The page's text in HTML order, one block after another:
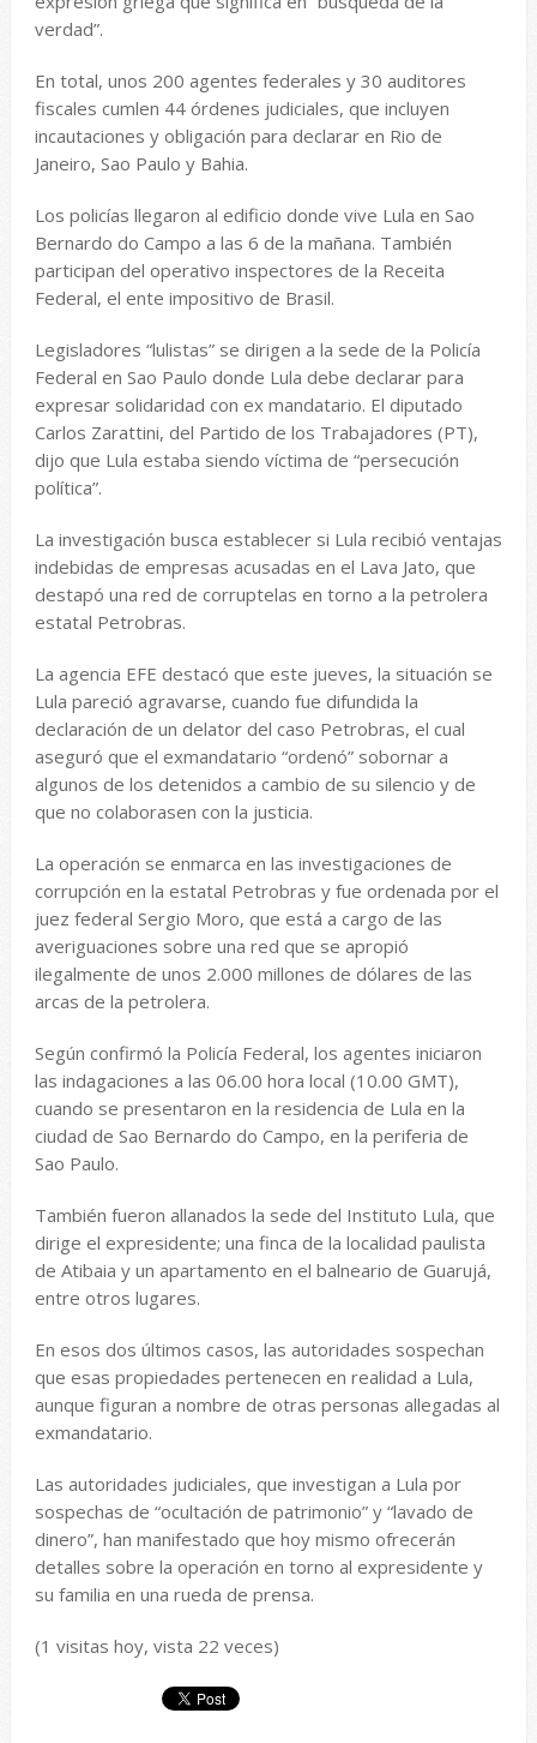
verdad”.
En total, unos 200 agentes federales y 30 auditores
fiscales cumlen 44 órdenes judiciales, que incluyen
incautaciones y obligación para declarar en Rio de
Janeiro, Sao Paulo y Bahia.
Los policías llegaron al edificio donde vive Lula en Sao
Bernardo do Campo a las 6 de la mañana. También
participan del operativo inspectores de la Receita
Federal, el ente impositivo de Brasil.
Legisladores “lulistas” se dirigen a la sede de la Policía
Federal en Sao Paulo donde Lula debe declarar para
expresar solidaridad con ex mandatario. El diputado
Carlos Zarattini, del Partido de los Trabajadores (PT),
dijo que Lula estaba siendo víctima de “persecución
política”.
La investigación busca establecer si Lula recibió ventajas
indebidas de empresas acusadas en el Lava Jato, que
destapó una red de corruptelas en torno a la petrolera
estatal Petrobras.
La agencia EFE destacó que este jueves, la situación se
Lula pareció agravarse, cuando fue difundida la
declaración de un delator del caso Petrobras, el cual
aseguró que el exmandatario “ordenó” sobornar a
algunos de los detenidos a cambio de su silencio y de
que no colaborasen con la justicia.
La operación se enmarca en las investigaciones de
corrupción en la estatal Petrobras y fue ordenada por el
juez federal Sergio Moro, que está a cargo de las
averiguaciones sobre una red que se apropió
ilegalmente de unos 2.000 millones de dólares de las
arcas de la petrolera.
Según confirmó la Policía Federal, los agentes iniciaron
las indagaciones a las 06.00 hora local (10.00 GMT),
cuando se presentaron en la residencia de Lula en la
ciudad de Sao Bernardo do Campo, en la periferia de
Sao Paulo.
También fueron allanados la sede del Instituto Lula, que
dirige el expresidente; una finca de la localidad paulista
de Atibaia y un apartamento en el balneario de Guarujá,
entre otros lugares.
En esos dos últimos casos, las autoridades sospechan
que esas propiedades pertenecen en realidad a Lula,
aunque figuran a nombre de otras personas allegadas al
exmandatario.
Las autoridades judiciales, que investigan a Lula por
sospechas de “ocultación de patrimonio” y “lavado de
dinero”, han manifestado que hoy mismo ofrecerán
detalles sobre la operación en torno al expresidente y
su familia en una rueda de prensa.
(1 visitas hoy, vista 22 veces)